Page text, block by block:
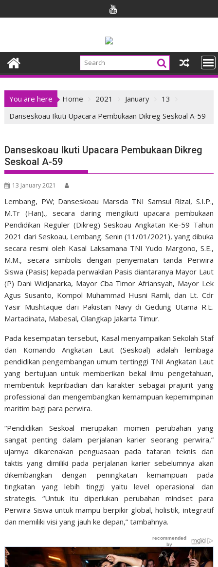
to
You are here Home 2021 January
13
Danseskoau Ikuti Upacara Pembukaan Dikreg Seskoal A-59
Danseskoau Ikuti Upacara Pembukaan Dikreg
Seskoal A-59
13 January 2021
Lembang, PW; Danseskoau Marsda TNI Samsul Rizal, S.I.P.,
M.Tr (Han)., secara daring mengikuti upacara pembukaan
Pendidikan Reguler (Dikreg) Seskoau Angkatan Ke-59 Tahun
2021 dari Seskoau, Lembang. Senin (11/01/2021), yang dibuka
secara resmi oleh Kasal Laksamana TNI Yudo Margono, S.E.,
M.M., secara simbolis dengan penyematan tanda Perwira
Siswa (Pasis) kepada perwakilan Pasis diantaranya Mayor Laut
(P) Dani Widjanarka, Mayor Cba Timor Afriansyah, Mayor Lek
Agus Susanto, Kompol Muhammad Husni Ramli, dan Lt. Cdr
Yasir Mushtaque dari Pakistan Navy di Gedung Utama R.E.
Martadinata, Mabesal, Cilangkap Jakarta Timur.
Pada kesempatan tersebut, Kasal menyampaikan Sekolah Staf
dan Komando Angkatan Laut (Seskoal) adalah lembaga
pendidikan pengembangan umum tertinggi TNI Angkatan Laut
yang bertujuan untuk memberikan bekal ilmu pengetahuan,
membentuk kepribadian dan karakter sebagai prajurit yang
professional dan mengembangkan kemampuan kepemimpinan
maritim bagi para perwira.
“Pendidikan Seskoal merupakan momen perubahan yang
sangat penting dalam perjalanan karier seorang perwira,”
ujarnya dikarenakan penguasaan pada tataran teknis dan
taktis yang dimiliki pada perjalanan karier sebelumnya akan
dikembangkan dengan peningkatan kemampuan pada
tingkatan yang lebih tinggi yaitu level operasional dan
strategis. “Untuk itu diperlukan perubahan mindset para
Perwira Siswa untuk mampu berpikir global, holistik, integratif
dan memiliki visi yang jauh ke depan,” tambahnya.